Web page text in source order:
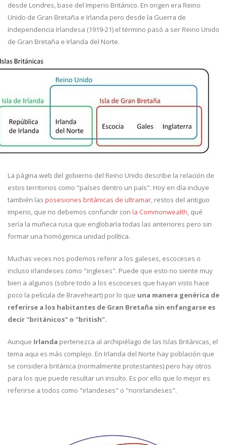
desde Londres, base del Imperio Británico. En origen era Reino
Unido de Gran Bretaña e Irlanda pero desde la Guerra de
Independencia Irlandesa (1919-21) el término pasó a ser Reino Unido
de Gran Bretaña e Irlanda del Norte.
La página web del gobierno del Reino Unido describe la relación de
estos territorios como "países dentro un país". Hoy en día incluye
también las posesiones británicas de ultramar, restos del antiguo
imperio, que no debemos confundir con la Commonwealth, qué
sería la muñeca rusa que englobaría todas las anteriores pero sin
formar una homógenica unidad política.
Muchas veces nos podemos referir a los galeses, escoceses o
incluso irlandeses como "ingleses". Puede que esto no siente muy
bien a algunos (sobre todo a los escoceses que hayan visto hace
poco la película de Braveheart) por lo que una manera genérica de
referirse a los habitantes de Gran Bretaña sin enfangarse es
decir "británicos" o "british".
Aunque Irlanda pertenezca al archipiélago de las Islas Británicas, el
tema aqui es más complejo. En Irlanda del Norte hay población que
se considera británica (normalmente protestantes) pero hay otros
para los que puede resultar un insulto. Es por ello que lo mejor es
referirse a todos como "irlandeses" o "norirlandeses".